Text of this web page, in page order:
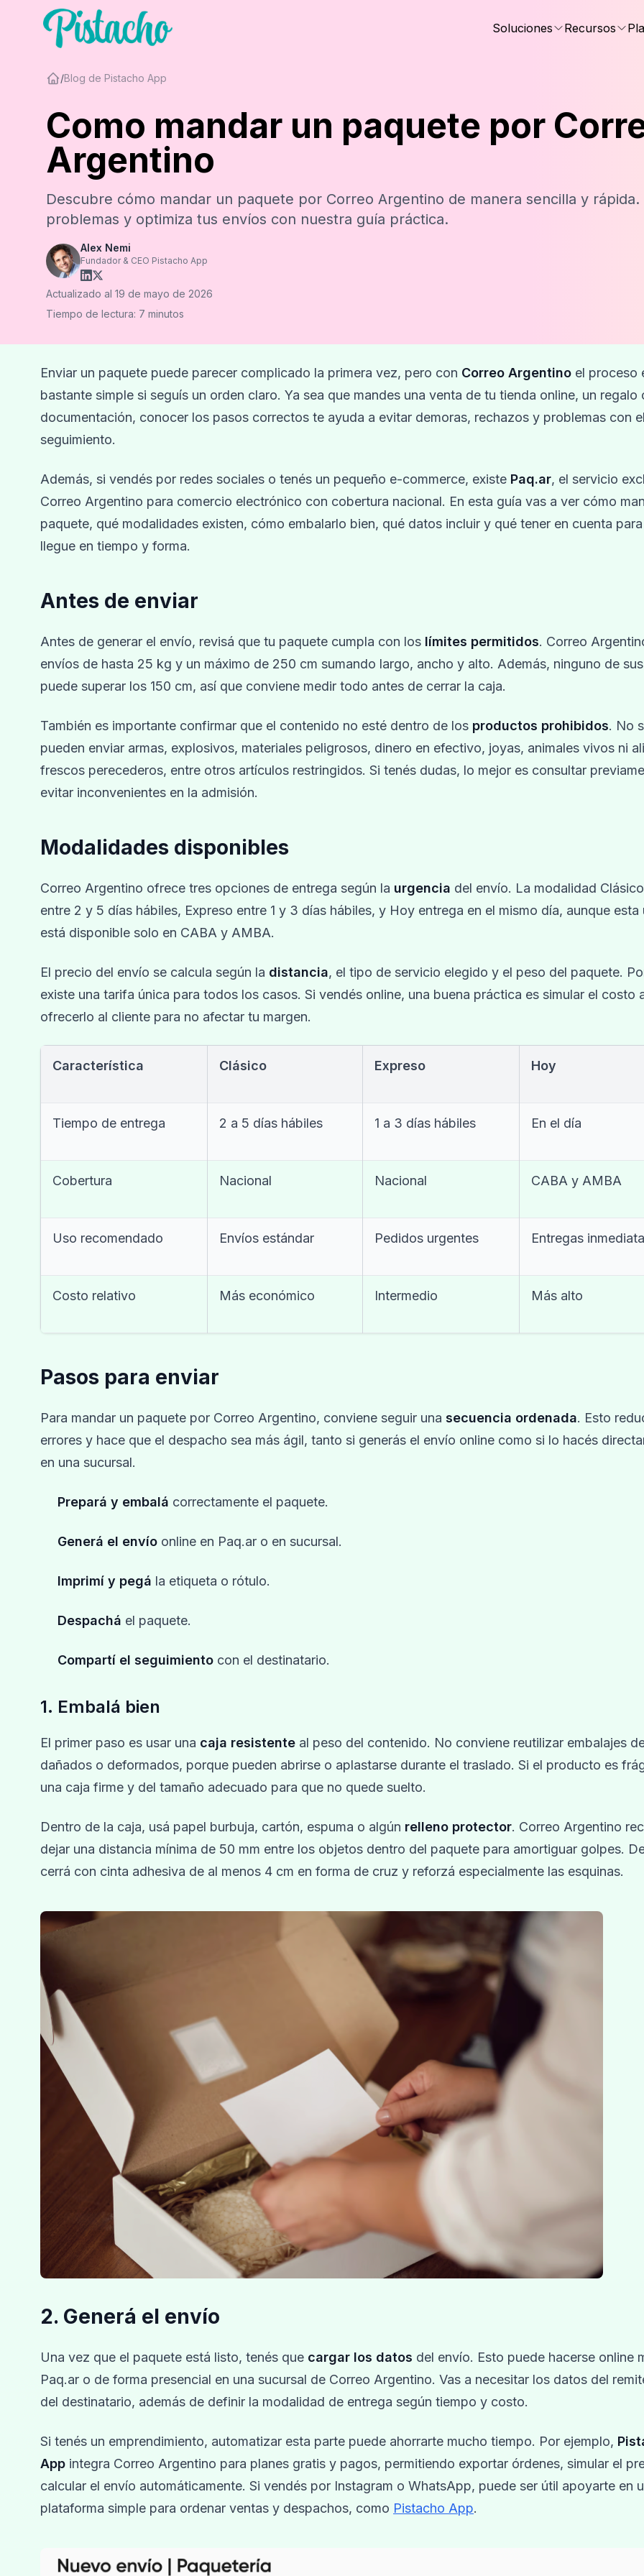
Soluciones Recursos
/Blog de Pistacho App
Como mandar un paquete por
Argentino
Descubre cómo mandar un paquete por Correo Argentino de manera sencilla y rápida.
problemas y optimiza tus envíos con nuestra guía práctica.
Alex Nemi
Fundador & CEO Pistacho App
Actualizado al 19 de mayo de 2026
Tiempo de lectura: 7 minutos
Enviar un paquete puede parecer complicado la primera vez, pero con Correo Argentino el proceso
bastante simple si seguís un orden claro. Ya sea que mandes una venta de tu tienda online, un regalo
documentación, conocer los pasos correctos te ayuda a evitar demoras, rechazos y problemas con el
seguimiento.
Además, si vendés por redes sociales o tenés un pequeño e-commerce, existe Paq.ar, el servicio
Correo Argentino para comercio electrónico con cobertura nacional. En esta guía vas a ver cómo
paquete, qué modalidades existen, cómo embalarlo bien, qué datos incluir y qué tener en cuenta
llegue en tiempo y forma.
Antes de enviar
Antes de generar el envío, revisá que tu paquete cumpla con los límites permitidos. Correo
envíos de hasta 25 kg y un máximo de 250 cm sumando largo, ancho y alto. Además, ninguno de
puede superar los 150 cm, así que conviene medir todo antes de cerrar la caja.
También es importante confirmar que el contenido no esté dentro de los productos prohibidos. No
pueden enviar armas, explosivos, materiales peligrosos, dinero en efectivo, joyas, animales vivos ni
frescos perecederos, entre otros artículos restringidos. Si tenés dudas, lo mejor es consultar
evitar inconvenientes en la admisión.
Modalidades disponibles
Correo Argentino ofrece tres opciones de entrega según la urgencia del envío. La modalidad
entre 2 y 5 días hábiles, Expreso entre 1 y 3 días hábiles, y Hoy entrega en el mismo día, aunque esta
está disponible solo en CABA y AMBA.
El precio del envío se calcula según la distancia, el tipo de servicio elegido y el peso del paquete.
existe una tarifa única para todos los casos. Si vendés online, una buena práctica es simular el costo
ofrecerlo al cliente para no afectar tu margen.
Característica Clásico Expreso Hoy
Tiempo de entrega 2 a 5 días hábiles 1 a 3 días hábiles En el día
Cobertura Nacional Nacional CABA y AMBA
Uso recomendado Envíos estándar Pedidos urgentes Entregas
Costo relativo Más económico Intermedio Más alto
Pasos para enviar
Para mandar un paquete por Correo Argentino, conviene seguir una secuencia ordenada. Esto
errores y hace que el despacho sea más ágil, tanto si generás el envío online como si lo hacés
en una sucursal.
Prepará y embalá correctamente el paquete.
Generá el envío online en Paq.ar o en sucursal.
Imprimí y pegá la etiqueta o rótulo.
Despachá el paquete.
Compartí el seguimiento con el destinatario.
1. Embalá bien
El primer paso es usar una caja resistente al peso del contenido. No conviene reutilizar embalajes
dañados o deformados, porque pueden abrirse o aplastarse durante el traslado. Si el producto es
una caja firme y del tamaño adecuado para que no quede suelto.
Dentro de la caja, usá papel burbuja, cartón, espuma o algún relleno protector. Correo Argentino
dejar una distancia mínima de 50 mm entre los objetos dentro del paquete para amortiguar golpes.
cerrá con cinta adhesiva de al menos 4 cm en forma de cruz y reforzá especialmente las esquinas.
2. Generá el envío
Una vez que el paquete está listo, tenés que cargar los datos del envío. Esto puede hacerse online
Paq.ar o de forma presencial en una sucursal de Correo Argentino. Vas a necesitar los datos del
del destinatario, además de definir la modalidad de entrega según tiempo y costo.
Si tenés un emprendimiento, automatizar esta parte puede ahorrarte mucho tiempo. Por ejemplo,
App integra Correo Argentino para planes gratis y pagos, permitiendo exportar órdenes, simular el
calcular el envío automáticamente. Si vendés por Instagram o WhatsApp, puede ser útil apoyarte en
plataforma simple para ordenar ventas y despachos, como Pistacho App.